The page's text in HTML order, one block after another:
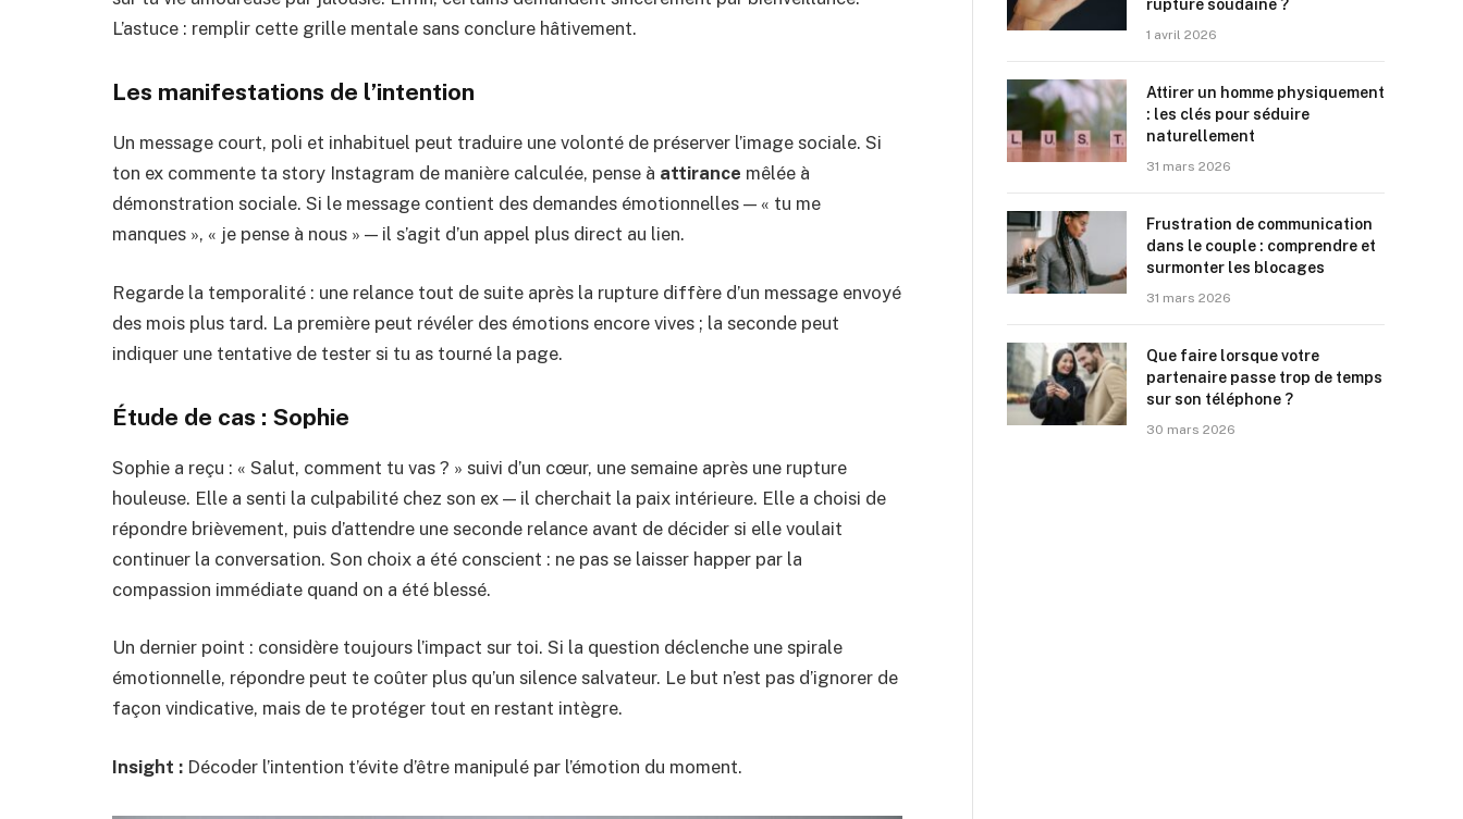
L’astuce : remplir cette grille mentale sans conclure hâtivement.
Les manifestations de l’intention
Un message court, poli et inhabituel peut traduire une volonté de préserver l’image sociale. Si
ton ex commente ta story Instagram de manière calculée, pense à attirance mêlée à
démonstration sociale. Si le message contient des demandes émotionnelles — « tu me
manques », « je pense à nous » — il s’agit d’un appel plus direct au lien.
Regarde la temporalité : une relance tout de suite après la rupture diffère d’un message envoyé
des mois plus tard. La première peut révéler des émotions encore vives ; la seconde peut
indiquer une tentative de tester si tu as tourné la page.
Étude de cas : Sophie
Sophie a reçu : « Salut, comment tu vas ? » suivi d’un cœur, une semaine après une rupture
houleuse. Elle a senti la culpabilité chez son ex — il cherchait la paix intérieure. Elle a choisi de
répondre brièvement, puis d’attendre une seconde relance avant de décider si elle voulait
continuer la conversation. Son choix a été conscient : ne pas se laisser happer par la
compassion immédiate quand on a été blessé.
Un dernier point : considère toujours l’impact sur toi. Si la question déclenche une spirale
émotionnelle, répondre peut te coûter plus qu’un silence salvateur. Le but n’est pas d’ignorer de
façon vindicative, mais de te protéger tout en restant intègre.
Insight : Décoder l’intention t’évite d’être manipulé par l’émotion du moment.
rupture soudaine ?
1 avril 2026
Attirer un homme physiquement
: les clés pour séduire
naturellement
31 mars 2026
Frustration de communication
dans le couple : comprendre et
surmonter les blocages
31 mars 2026
Que faire lorsque votre
partenaire passe trop de temps
sur son téléphone ?
30 mars 2026